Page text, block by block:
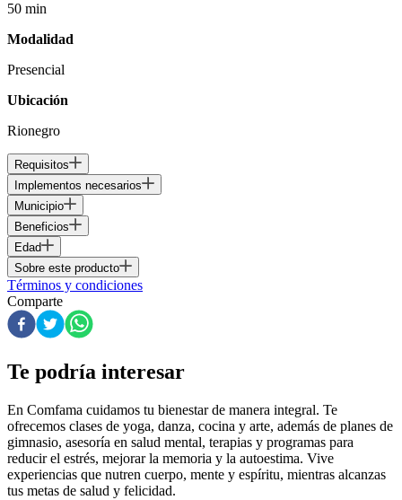
50 min
Modalidad
Presencial
Ubicación
Rionegro
Requisitos
Implementos necesarios
Municipio
Beneficios
Edad
Sobre este producto
Términos y condiciones
Comparte
Te podría interesar
En Comfama cuidamos tu bienestar de manera integral. Te
ofrecemos clases de yoga, danza, cocina y arte, además de planes de
gimnasio, asesoría en salud mental, terapias y programas para
reducir el estrés, mejorar la memoria y la autoestima. Vive
experiencias que nutren cuerpo, mente y espíritu, mientras alcanzas
tus metas de salud y felicidad.